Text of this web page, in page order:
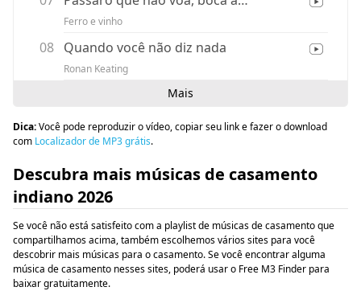
Ferro e vinho
08 Quando você não diz nada
Ronan Keating
Mais
Dica:Você pode reproduzir o vídeo, copiar seu link e fazer o download
com Localizador de MP3 grátis.
Descubra mais músicas de casamento
indiano 2026
Se você não está satisfeito com a playlist de músicas de casamento que
compartilhamos acima, também escolhemos vários sites para você
descobrir mais músicas para o casamento. Se você encontrar alguma
música de casamento nesses sites, poderá usar o Free M3 Finder para
baixar gratuitamente.